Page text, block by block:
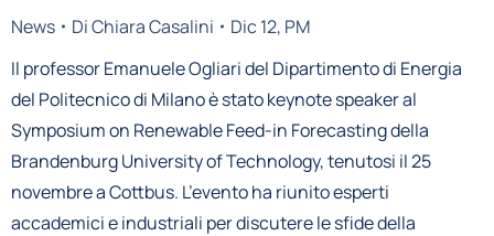
News DiChiara Casalini
Dic 12, PM
Il professor Emanuele Ogliari del Dipartimento di Energia
del Politecnico di Milano è stato keynote speaker al
Symposium on Renewable Feed-in Forecasting della
Brandenburg University of Technology, tenutosi il 25
novembre a Cottbus. L’evento ha riunito esperti
accademici e industriali per discutere le sfide della